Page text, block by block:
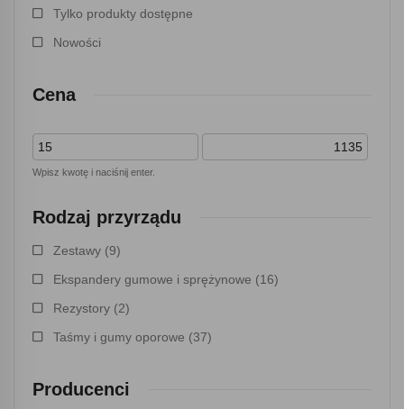
Tylko produkty dostępne
Nowości
Cena
Wpisz kwotę i naciśnij enter.
Rodzaj przyrządu
Zestawy (9)
Ekspandery gumowe i sprężynowe (16)
Rezystory (2)
Taśmy i gumy oporowe (37)
Producenci